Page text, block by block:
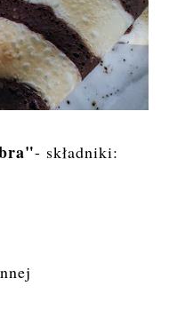
- składniki: